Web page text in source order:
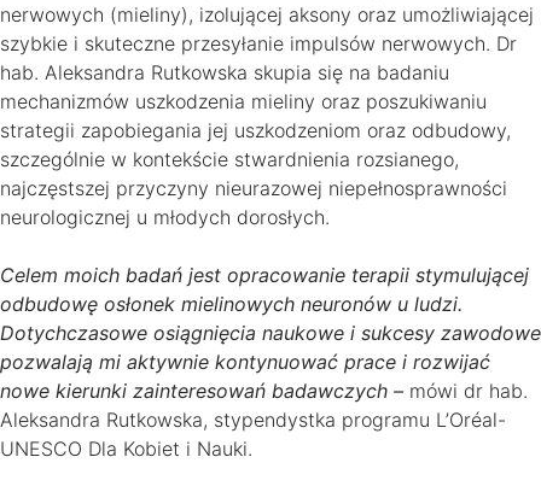
nerwowych (mieliny), izolującej aksony oraz umożliwiającej
szybkie i skuteczne przesyłanie impulsów nerwowych. Dr
hab. Aleksandra Rutkowska skupia się na badaniu
mechanizmów uszkodzenia mieliny oraz poszukiwaniu
strategii zapobiegania jej uszkodzeniom oraz odbudowy,
szczególnie w kontekście stwardnienia rozsianego,
najczęstszej przyczyny nieurazowej niepełnosprawności
neurologicznej u młodych dorosłych.
Celem moich badań jest opracowanie terapii stymulującej
odbudowę osłonek mielinowych neuronów u ludzi.
Dotychczasowe osiągnięcia naukowe i sukcesy zawodowe
pozwalają mi aktywnie kontynuować prace i rozwijać
nowe kierunki zainteresowań badawczych – mówi dr hab.
Aleksandra Rutkowska, stypendystka programu L’Oréal-
UNESCO Dla Kobiet i Nauki.